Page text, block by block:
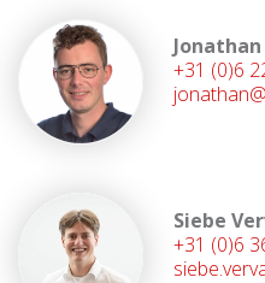
+31 (0)6
Siebe
+31 (0)6